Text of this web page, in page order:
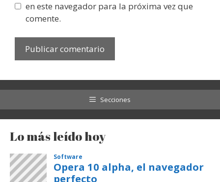
en este navegador para la próxima vez que
comente.
Secciones
Lo más leído hoy